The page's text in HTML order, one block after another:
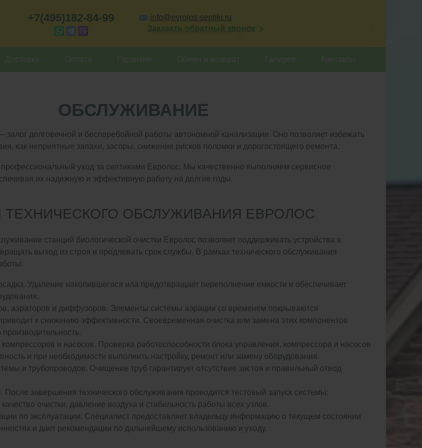
+7(495)182-84-99
info@evrolos-septiki.ru
Заказать обратный звонок
ОБСЛУЖИВАНИЕ
залог долговечной и бесперебойной работы автономной канализации. Оно позволяет избежать
как неприятные запахи, засоры, снижение рисков поломки и дорогостоящего ремонта.
уход за септиками Евролос. Мы качественно выполняем сервисное
их надежную и эффективную работу на долгие годы.
ТЕХНИЧЕСКОГО ОБСЛУЖИВАНИЯ ЕВРОЛОС
станций биологической очистки Евролос позволяет поддерживать устройства в
выход из строя и продлевать срок службы. В рамках технического обслуживания
Удаление накопившегося ила предотвращает переполнение емкости и обеспечивает
аэраторов и диффузоров. Элементы системы аэрации со временем покрываются
к снижению эффективности. Своевременная очистка или замена этих компонентов
компрессоров и насосов. Проверка работоспособности блока управления, компрессора и насосов
и при необходимости выполнить настройку, ремонт или замену оборудования.
и трубопроводов. Очищение труб гарантирует отсутствие застоя и правильный отвод
завершения технического обслуживания проводится тестовый запуск системы:
очистки, давление воздуха и стабильность работы всех узлов.
по эксплуатации. Специалист предоставляет владельцу информацию о текущем состоянии
и дает рекомендации по дальнейшему использованию и уходу.